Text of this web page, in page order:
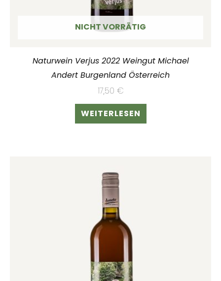
NICHT VORRÄTIG
Naturwein Verjus 2022 Weingut Michael
Andert Burgenland Österreich
17,50 €
WEITERLESEN